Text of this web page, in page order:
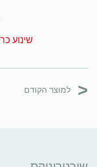
שינוע
< למוצר הקודם